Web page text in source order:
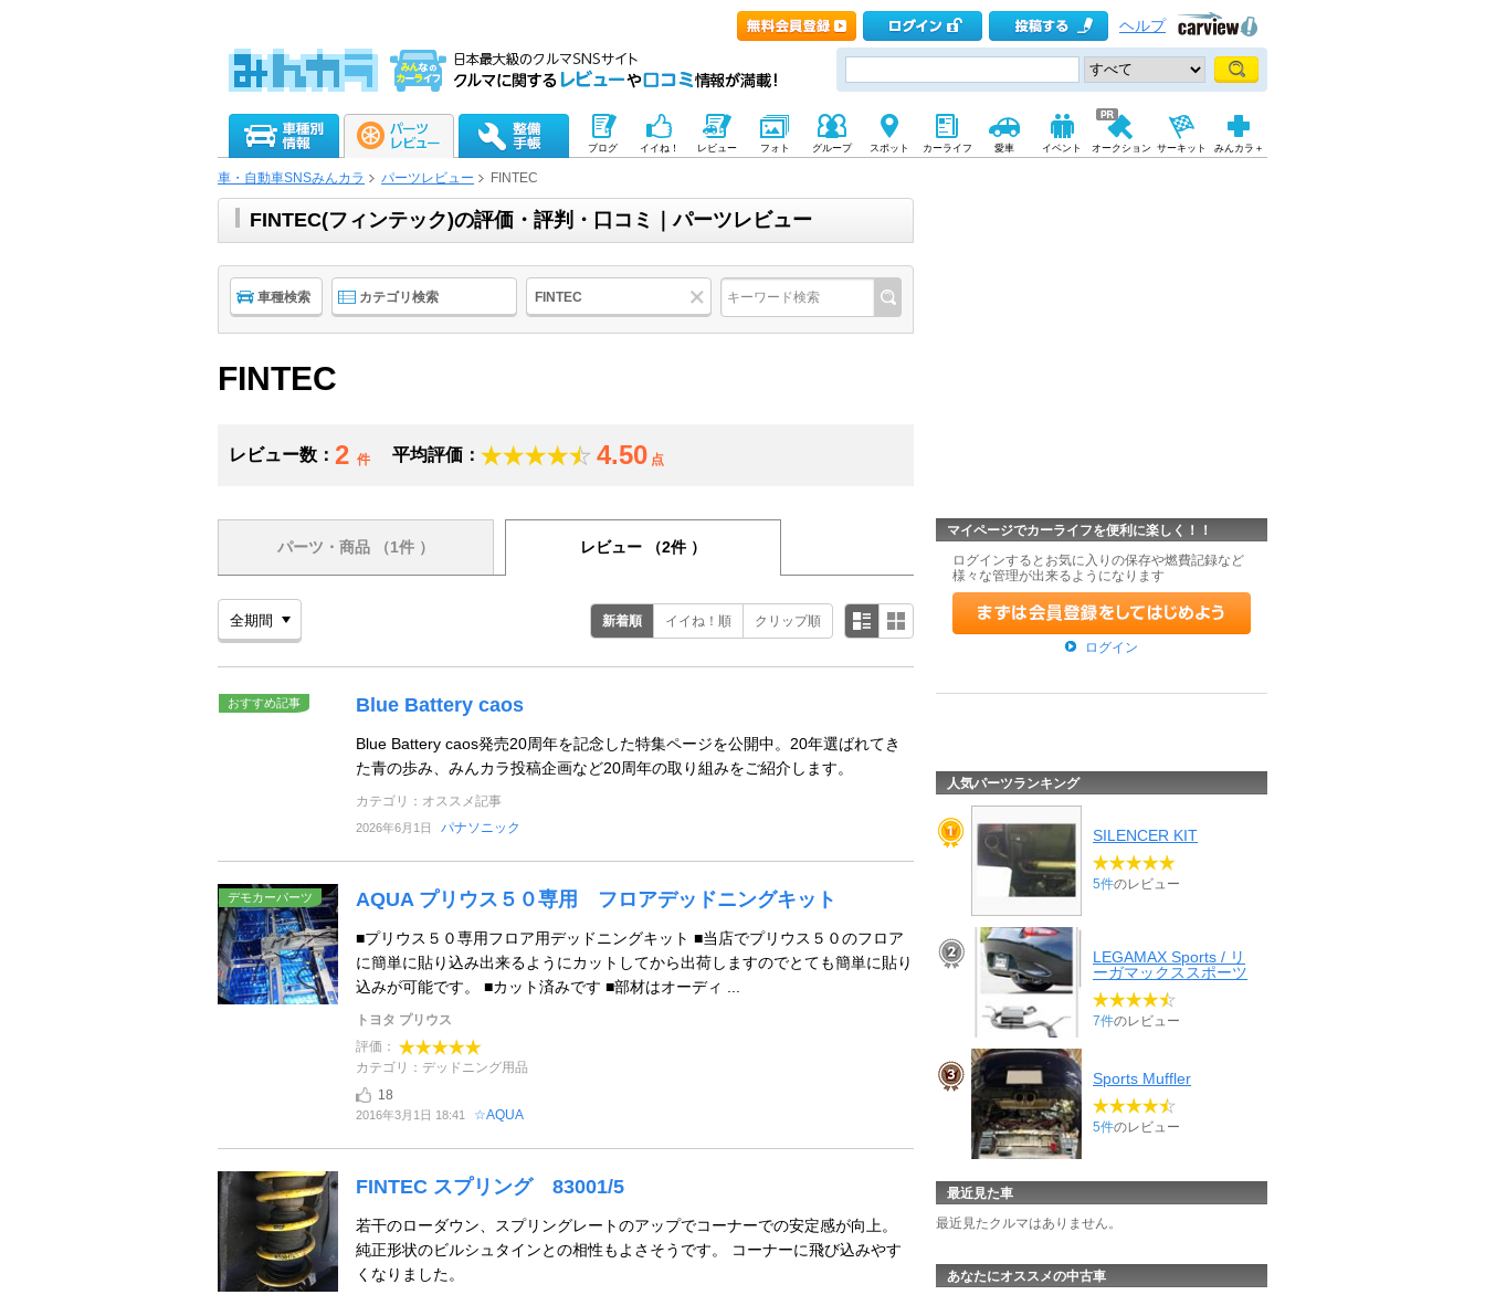
ヘルプ
ブログ イイね！ レビュー フォト グループ スポット カーライフ 愛車 イベント オークション サーキット みんカラ＋
車・自動車SNSみんカラ パーツレビュー FINTEC
FINTEC(フィンテック)の評価・評判・口コミ｜パーツレビュー
車種検索 カテゴリ検索 FINTEC
FINTEC
レビュー数： 2 件 平均評価： 4.50 点
パーツ・商品 （1件 ） レビュー （2件 ）
新着順 イイね！順 クリップ順
おすすめ記事 Blue Battery caos
Blue Battery caos発売20周年を記念した特集ページを公開中。20年選ばれてき
た青の歩み、みんカラ投稿企画など20周年の取り組みをご紹介します。
カテゴリ：オススメ記事
2026年6月1日 パナソニック
デモカーパーツ AQUA プリウス５０専用 フロアデッドニングキット
■プリウス５０専用フロア用デッドニングキット ■当店でプリウス５０のフロア
に簡単に貼り込み出来るようにカットしてから出荷しますのでとても簡単に貼り
込みが可能です。 ■カット済みです ■部材はオーディ ...
トヨタ プリウス
評価：
カテゴリ：デッドニング用品
18
2016年3月1日 18:41 ☆AQUA
FINTEC スプリング 83001/5
若干のローダウン、スプリングレートのアップでコーナーでの安定感が向上。
純正形状のビルシュタインとの相性もよさそうです。 コーナーに飛び込みやす
くなりました。
マイページでカーライフを便利に楽しく！！
ログインするとお気に入りの保存や燃費記録など
様々な管理が出来るようになります
ログイン
人気パーツランキング
SILENCER KIT
5件のレビュー
LEGAMAX Sports / リ
ーガマックススポーツ
7件のレビュー
Sports Muffler
5件のレビュー
最近見た車
最近見たクルマはありません。
あなたにオススメの中古車